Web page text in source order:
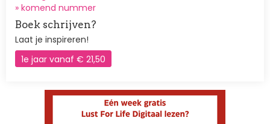
» komend nummer
Boek schrijven?
Laat je inspireren!
1e jaar vanaf € 21,50